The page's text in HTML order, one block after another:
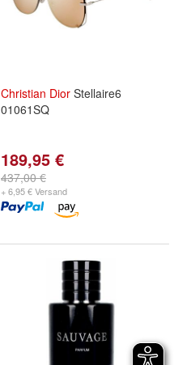
Christian Dior Stellaire6
01061SQ
189,95 €
437,00 €
+ 6,95 € Versand